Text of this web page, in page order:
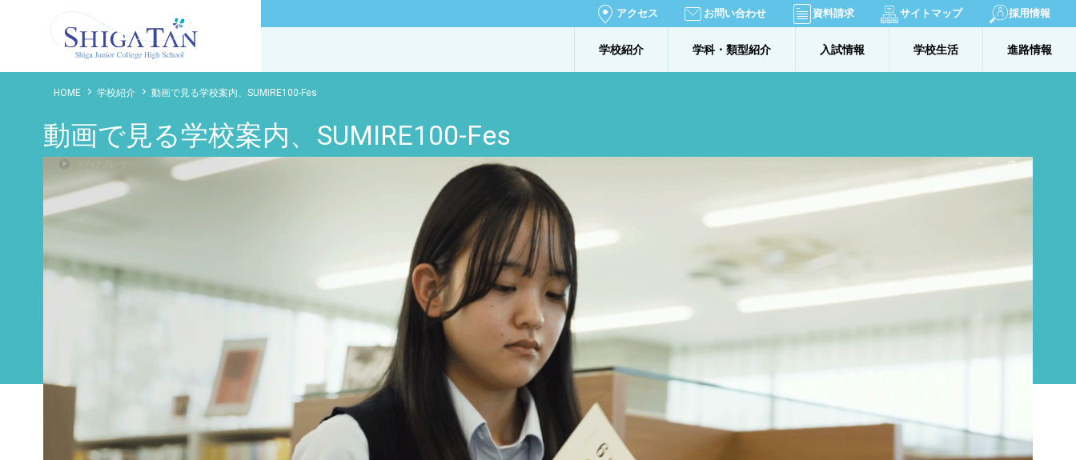
アクセス お問い合わせ 資料請求 サイトマップ 採用情報
学校紹介 学科・類型紹介 入試情報 学校生活 進路情報
HOME 学校紹介 動画で見る学校案内、SUMIRE100-Fes
動画で見る学校案内、SUMIRE100-Fes